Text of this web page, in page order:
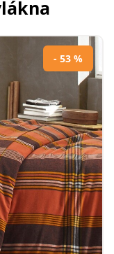
- 53 %